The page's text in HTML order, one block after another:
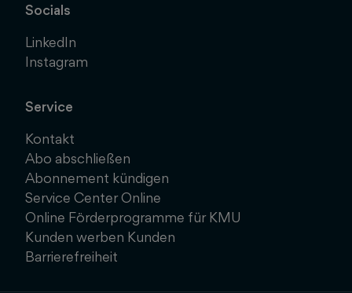
Socials
LinkedIn
Instagram
Service
Kontakt
Abo abschließen
Abonnement kündigen
Service Center Online
Online Förderprogramme für KMU
Kunden werben Kunden
Barrierefreiheit